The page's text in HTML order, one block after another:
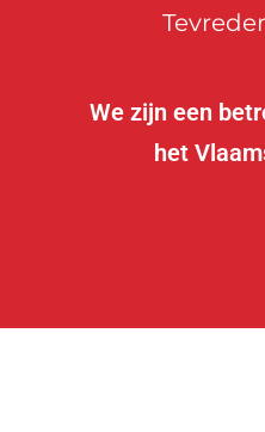
We zijn een
het